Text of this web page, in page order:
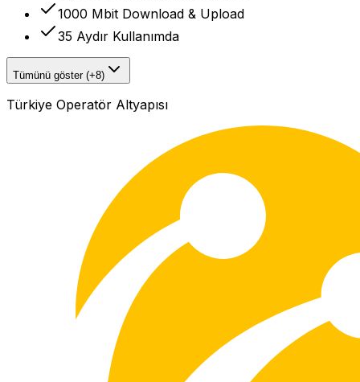
1000 Mbit Download & Upload
35 Aydır Kullanımda
Tümünü göster (+8)
Türkiye Operatör Altyapısı